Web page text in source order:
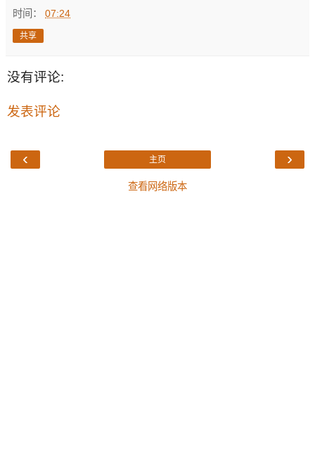
时间： 07:24
共享
没有评论:
发表评论
‹ ›
主页
查看网络版本